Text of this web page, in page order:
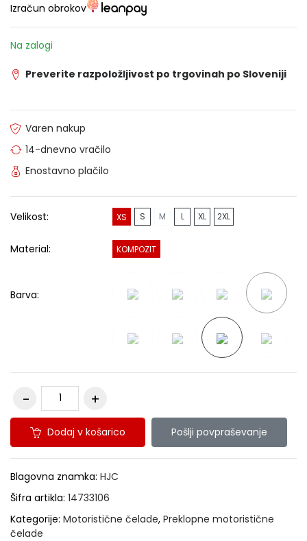
Izračun obrokov
Na zalogi
Preverite razpoložljivost po trgovinah po Sloveniji
Varen nakup
14-dnevno vračilo
Enostavno plačilo
Velikost: XS S M L XL 2XL
Material: KOMPOZIT
Barva:
Dodaj v košarico Pošlji povpraševanje
Blagovna znamka: HJC
Šifra artikla: 14733106
Kategorije: Motoristične čelade, Preklopne motoristične
čelade